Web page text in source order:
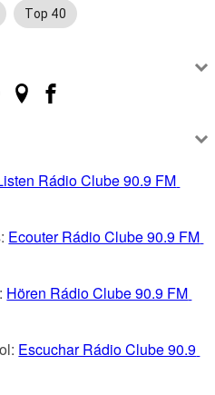
Top 40
Rádio Clube 90.9 FM
Ecouter Rádio Clube 90.9 FM
Hören Rádio Clube 90.9 FM
Escuchar Rádio Clube 90.9